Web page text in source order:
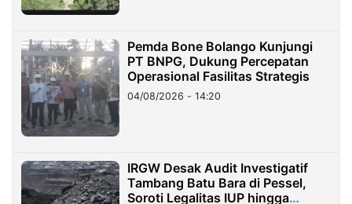
Pemda Bone Bolango Kunjungi
PT BNPG, Dukung Percepatan
Operasional Fasilitas Strategis
04/08/2026 - 14:20
IRGW Desak Audit Investigatif
Tambang Batu Bara di Pessel,
Soroti Legalitas IUP hingga